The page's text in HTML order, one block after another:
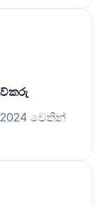
2024 වෙතින්